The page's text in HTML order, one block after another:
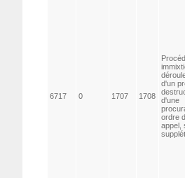
6717 0 1707 1708
d'un
d'une
ordre
appel,